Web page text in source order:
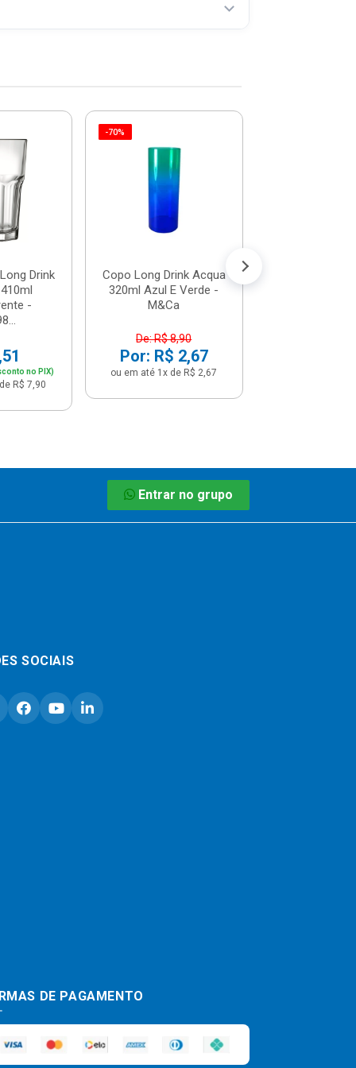
Drink
-
no PIX)
R$ 7,90
-70%
Copo Long Drink Acqua
320ml Azul E Verde -
M&Ca
De: R$ 8,90
Por: R$ 2,67
ou em até 1x de R$ 2,67
Entrar no grupo
SOCIAIS
DE PAGAMENTO